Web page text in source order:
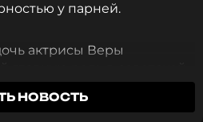
у парней.
актрисы Веры
верит», была просто
Однако выяснилось, что
НОВОСТЬ